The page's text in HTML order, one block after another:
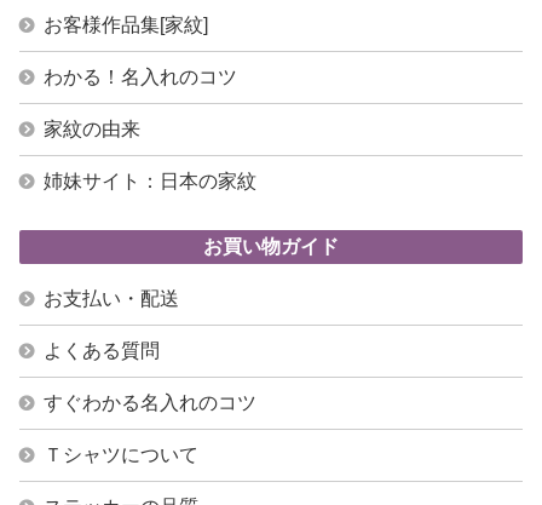
お客様作品集[家紋]
わかる！名入れのコツ
家紋の由来
姉妹サイト：日本の家紋
お買い物ガイド
お支払い・配送
よくある質問
すぐわかる名入れのコツ
Ｔシャツについて